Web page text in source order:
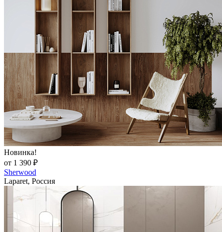
Новинка!
от 1 390 ₽
Sherwood
Laparet, Россия